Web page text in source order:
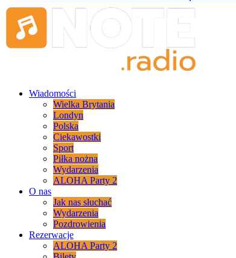
Wiadomości
Wielka Brytania
Londyn
Polska
Ciekawostki
Sport
Piłka nożna
Wydarzenia
ALOHA Party 2
O nas
Jak nas słuchać
Wydarzenia
Pozdrowienia
Rezerwacje
ALOHA Party 2